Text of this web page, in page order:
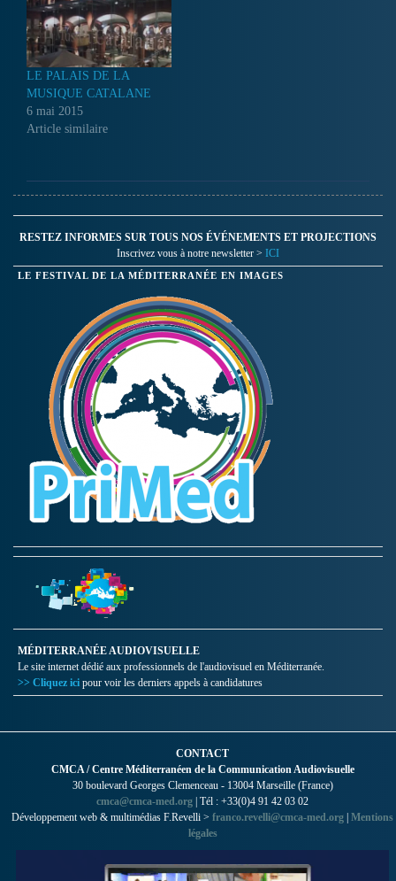
LE PALAIS DE LA
MUSIQUE CATALANE
6 mai 2015
Article similaire
RESTEZ INFORMES SUR TOUS NOS ÉVÉNEMENTS ET PROJECTIONS
Inscrivez vous à notre newsletter > ICI
LE FESTIVAL DE LA MÉDITERRANÉE EN IMAGES
MÉDITERRANÉE AUDIOVISUELLE
Le site internet dédié aux professionnels de l'audiovisuel en Méditerranée.
>> Cliquez ici pour voir les derniers appels à candidatures
CONTACT
CMCA / Centre Méditerranéen de la Communication Audiovisuelle
30 boulevard Georges Clemenceau - 13004 Marseille (France)
cmca@cmca-med.org | Tél : +33(0)4 91 42 03 02
Développement web & multimédias F.Revelli > franco.revelli@cmca-med.org | Mentions
légales